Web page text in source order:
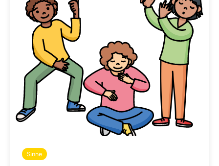
Sinne